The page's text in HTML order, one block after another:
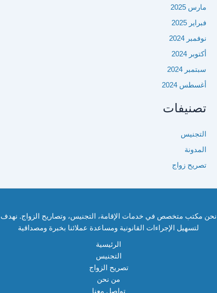
مارس 2025
فبراير 2025
نوفمبر 2024
أكتوبر 2024
سبتمبر 2024
أغسطس 2024
تصنيفات
التجنيس
المدونة
تصريح زواج
نحن مكتب متخصص في خدمات الإقامة، التجنيس، وتصاريح الزواج. نهدف
لتسهيل الإجراءات القانونية ومساعدة عملائنا بخبرة ومصداقية
الرئيسية
التجنيس
تصريح الزواج
من نحن
تواصل معنا